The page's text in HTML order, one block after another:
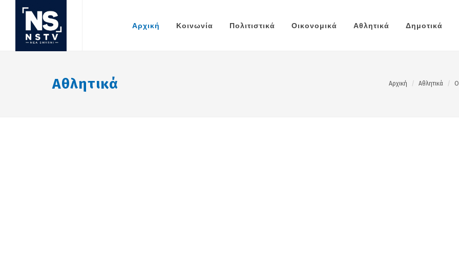
Αρχική Κοινωνία Πολιτιστικά Οικονομικά Αθλητικά Δημοτικά
Αθλητικά Αρχική Αθλητικά Ο